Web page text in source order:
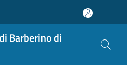
Barberino di